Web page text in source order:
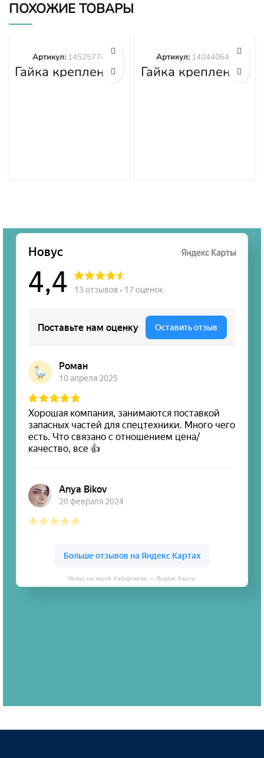
ПОХОЖИЕ ТОВАРЫ
Гайка крепления
башмака
Артикул: 14525774
Гайка крепления
башмака
Артикул: 140440645
Новус на карте Хабаровска — Яндекс Карты